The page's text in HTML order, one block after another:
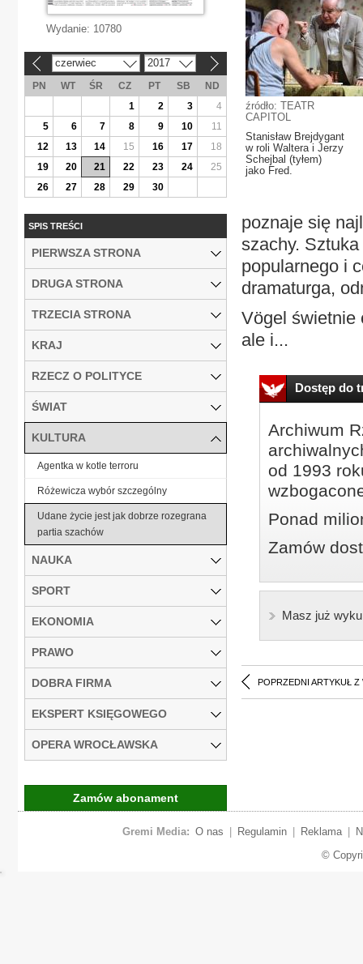
źródło: TEATR
CAPITOL
Stanisław Brejdygant
w roli Waltera i Jerzy
Schejbal (tyłem)
jako Fred.
poznaje się
szachy.
popularnego i
dramaturga,
Vögel świetnie
ale i...
Dostęp do
Archiwum
od 1993
Ponad
Zamów
Masz już
POPRZEDNI ARTYKUŁ Z
Wydanie: 10780
czerwiec 2017
PN WT ŚR CZ PT SB
ND
1
2 3
4
5
6 7 8 9 10
11
12
13 14 15 16 17
18
19
20 21 22 23 24
25
26
27 28 29 30
SPIS TREŚCI
PIERWSZA STRONA
DRUGA STRONA
TRZECIA STRONA
KRAJ
RZECZ O POLITYCE
ŚWIAT
KULTURA
Agentka w kotle terroru
Różewicza wybór szczególny
Udane życie jest jak dobrze rozegrana
partia szachów
NAUKA
SPORT
EKONOMIA
PRAWO
DOBRA FIRMA
EKSPERT KSIĘGOWEGO
OPERA WROCŁAWSKA
Zamów abonament
Gremi Media: O nas Regulamin Reklama
©